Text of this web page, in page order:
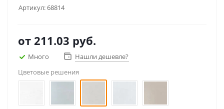
Артикул:68814
от 211.03 руб.
Много
Нашли дешевле?
Цветовые решения